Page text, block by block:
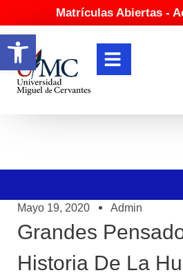
Abrir barra de
Matrículas Abiertas -
Mayo 19, 2020 Admin
Grandes
Historia De La